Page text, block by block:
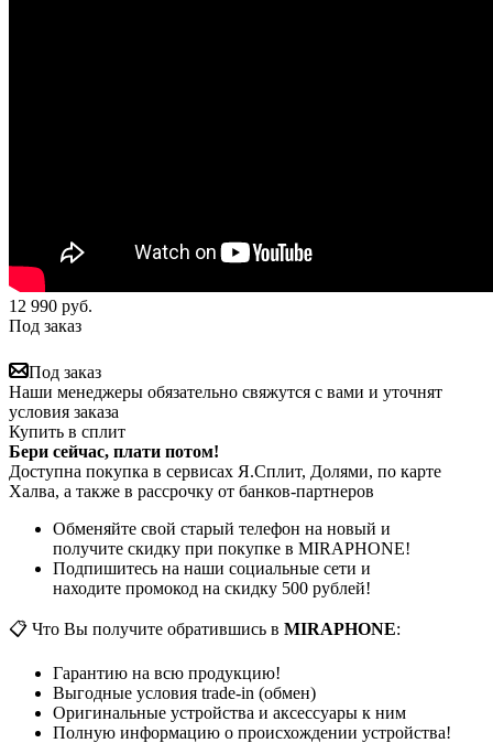
12 990 руб.
Под заказ
Под заказ
Наши менеджеры обязательно свяжутся с вами и уточнят
условия заказа
Купить в сплит
Бери сейчас, плати потом!
Доступна покупка в сервисах Я.Сплит, Долями, по карте
Халва, а также в рассрочку от банков-партнеров
Обменяйте свой старый телефон на новый и
получите скидку при покупке в MIRAPHONE!
Подпишитесь на наши социальные сети и
находите промокод на скидку 500 рублей!
📋 Что Вы получите обратившись в MIRAPHONE:
Гарантию на всю продукцию!
Выгодные условия trade-in (обмен)
Оригинальные устройства и аксессуары к ним
Полную информацию о происхождении устройства!